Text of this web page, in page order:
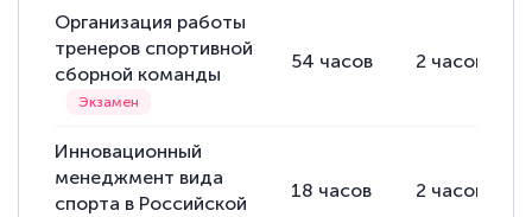
Организация работы
тренеров спортивной
сборной команды
54 часов 2 часов
Инновационный
менеджмент вида
спорта в Российской
18 часов 2 часов